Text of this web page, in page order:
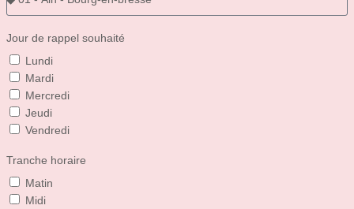
Jour de rappel souhaité
Lundi
Mardi
Mercredi
Jeudi
Vendredi
Tranche horaire
Matin
Midi